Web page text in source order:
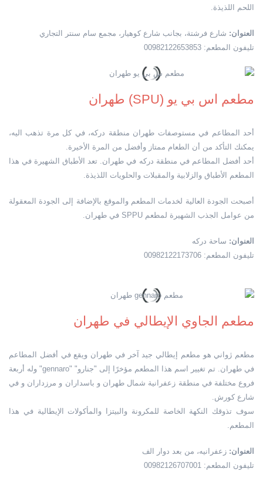
اللحم اللذيذة.
العنوان: شارع فرشتة، بجانب شارع كوهيار، مجمع سام سنتر التجاري
تليفون المطعم: 00982122653853
مطعم اس بي يو (SPU) طهران
أحد المطاعم في مستوصفات طهران منطقة دركه، في كل مرة تذهب اليه،
يمكنك التأكد من أن الطعام ممتاز وأفضل من المرة الأخيرة.
أحد أفضل المطاعم في منطقة دركه في طهران. تعد الأطباق الشهيرة في هذا
المطعم الأطباق والزلابية والمقبلات والحلويات اللذيذة.
أصبحت الجودة العالية لخدمات المطعم والموقع بالإضافة إلى الجودة المعقولة
من عوامل الجذب الشهيرة لمطعم SPPU في طهران.
العنوان: ساحة دركه
تليفون المطعم: 00982122173706
مطعم الجاوي الإيطالي في طهران
مطعم ژواني هو مطعم إيطالي جيد آخر في طهران ويقع في أفضل المطاعم
في طهران. تم تغيير اسم هذا المطعم مؤخرًا إلى "جنارو" "gennaro" وله أربعة
فروع مختلفة في منطقة زعفرانية شمال طهران و باسداران و مرزداران و في
شارع كورش.
سوف تذوقك النكهة الخاصة للمكرونة والبيتزا والمأكولات الإيطالية في هذا
المطعم.
العنوان: زعفرانيه، من بعد دوار الف
تليفون المطعم: 00982126707001